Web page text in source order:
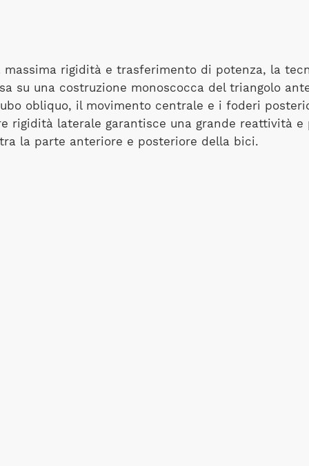
massima rigidità e trasferimento di potenza, la
su una costruzione monoscocca del triangolo
obliquo, il movimento centrale e i foderi
rigidità laterale garantisce una grande reattività e
la parte anteriore e posteriore della bici.